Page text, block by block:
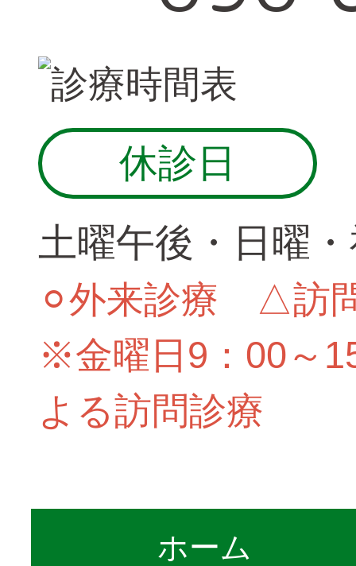
休診日
土曜午後・日曜
⚪︎外来診療 △訪
※金曜日9：00～
よる訪問診療
ホーム